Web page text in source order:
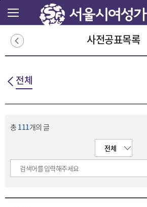
바
기
사전공표목록
전체
총 111개의 글